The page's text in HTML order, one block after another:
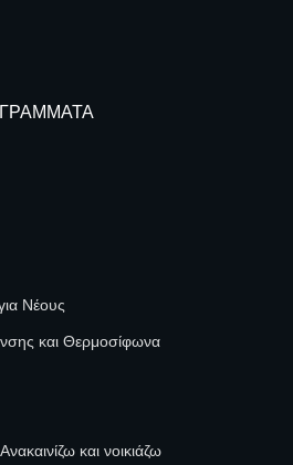
Νέους
και Θερμοσίφωνα
και νοικιάζω